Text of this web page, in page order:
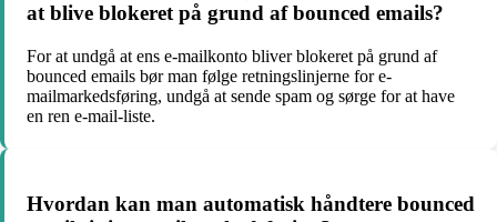
at blive blokeret på grund af bounced emails?
For at undgå at ens e-mailkonto bliver blokeret på grund af
bounced emails bør man følge retningslinjerne for e-
mailmarkedsføring, undgå at sende spam og sørge for at have
en ren e-mail-liste.
Hvordan kan man automatisk håndtere bounced